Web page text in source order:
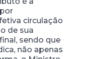
circulação
de sua
sendo que
não apenas